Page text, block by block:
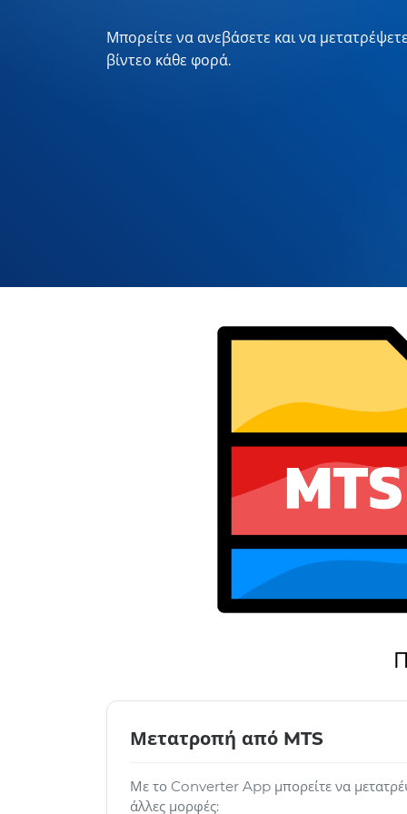
Μπορείτε να ανεβάσετε και να
βίντεο κάθε φορά.
Μετατροπή από MTS
Με το Converter App μπορείτε να
άλλες μορφές: